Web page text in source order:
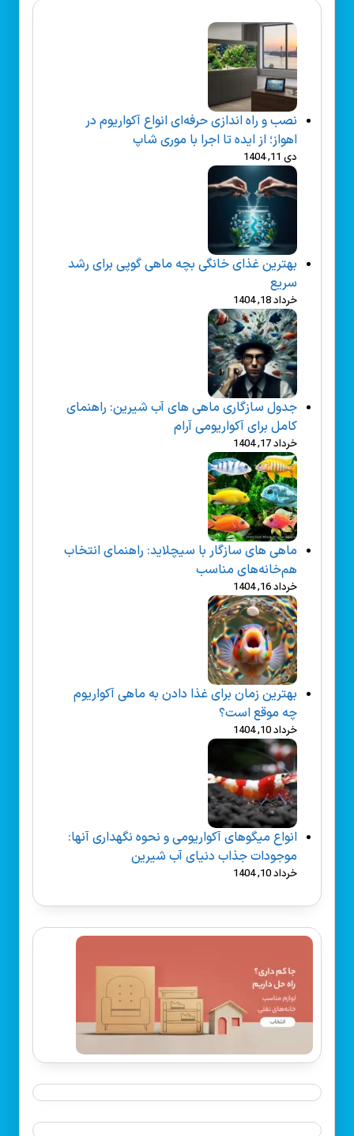
نصب و راه‌ اندازی حرفه‌ای انواع آکواریوم در
اهواز؛ از ایده تا اجرا با موری شاپ
دی 11, 1404
بهترین غذای خانگی بچه ماهی گوپی برای رشد
سریع
خرداد 18, 1404
جدول سازگاری ماهی های آب شیرین: راهنمای
کامل برای آکواریومی آرام
خرداد 17, 1404
ماهی های سازگار با سیچلاید: راهنمای انتخاب
هم‌خانه‌های مناسب
خرداد 16, 1404
بهترین زمان برای غذا دادن به ماهی آکواریوم
چه موقع است؟
خرداد 10, 1404
انواع میگوهای آکواریومی و نحوه نگهداری آنها:
موجودات جذاب دنیای آب شیرین
خرداد 10, 1404